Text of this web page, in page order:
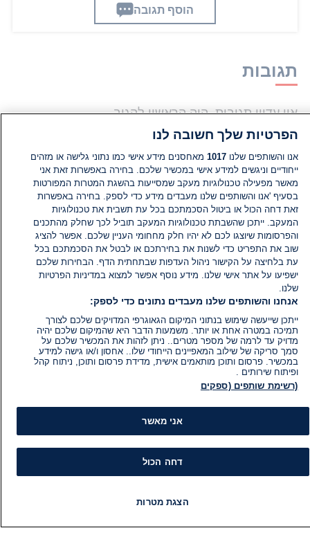
הוסף תגובה
תגובות
אין עדיין תגובות. היה הראשון להגיב
הוסף תגובה
מידע
הפרטיות שלך חשובה לנו
אנו והשותפים שלנו1017 מאחסנים מידע אישי כמו נתוני גלישה או מזהים
ייחודיים וניגשים למידע אישי במכשיר שלכם. בחירה באפשרות זאת אני
מאשר מפעילה טכנולוגיות מעקב שמסייעות בהשגת המטרות המפורטות
בסעיף 'אנו והשותפים שלנו מעבדים מידע כדי לספק. בחירה באפשרות
זאת דחה הכול או ביטול הסכמתכם בכל עת תשבית את טכנולוגיות
המעקב. ייתכן שהשבתת טכנולוגיות המעקב תוביל לכך שחלק מהתכנים
והפרסומות שיוצגו לכם לא יהיו חלק מחחומי העניין שלכם. אפשר להציג
שוב את התפריט כדי לשנות את בחירתכם או לבטל את הסכמתכם בכל
עת בלחיצה על הקישור ניהול העדפות שבתחתית הדף. הבחירות שלכם
ישפיעו על אתר אישי שלנו. מידע נוסף אפשר למצוא במדיניות הפרטיות
שלנו.
אנחנו והשותפים שלנו מעבדים נתונים כדי לספק:
ייתכן שייעשה שימוש בנתוני המיקום הגאוגרפי המדויקים שלכם לצורך
תמיכה במטרה אחת או יותר. משמעות הדבר היא שהמיקום שלכם יהיה
מדויק עד לרמה של מספר מטרים.. ניתן לזהות את המכשיר שלכם על
סמך סריקה של שילוב המאפיינים הייחודי שלו.. אחסון ו/או גישה למידע
במכשיר. פרסום ותוכן מותאמים אישית, מדידת פרסום ותוכן, ניתוח קהל
ופיתוח שירותים .
(רשימת שותפים (ספקים
אני מאשר
דחה הכול
הצגת מטרות